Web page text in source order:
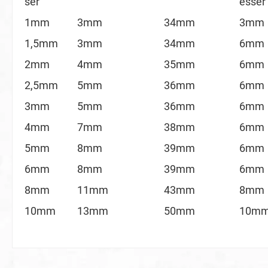
1mm
3mm 34mm
3mm
1,5mm
3mm 34mm
6mm
2mm
4mm 35mm
6mm
2,5mm
5mm 36mm
6mm
3mm
5mm 36mm
6mm
4mm
7mm 38mm
6mm
5mm
8mm 39mm
6mm
6mm
8mm 39mm
6mm
8mm
11mm 43mm
8mm
10mm
13mm 50mm